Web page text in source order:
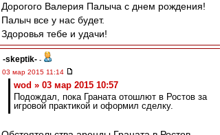
Дорогого Валерия Палыча с днем рождения!
Палыч все у нас будет.
Здоровья тебе и удачи!
-skeptik- -
03 мар 2015 11:14
wod » 03 мар 2015 10:57
Подождал, пока Граната отошлют в Ростов за
игровой практикой и оформил сделку.